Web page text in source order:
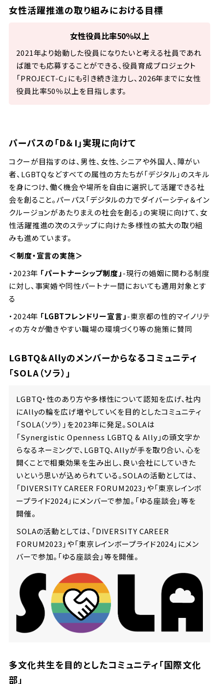
女性活躍推進の取り組みにおける目標
女性役員比率50％以上
2021年より始動した役員になりたいと考える社員であれ
ば誰でも応募することができる、役員育成プロジェクト
「PROJECT-C」にも引き続き注力し、2026年までに女性
役員比率50％以上を目指します。
パーパスの「D＆I」実現に向けて
コクーが目指すのは、男性、女性、シニアや外国人、障がい
者、LGBTQなどすべての属性の方たちが「デジタル」のスキル
を身につけ、働く機会や場所を自由に選択して活躍できる社
会を創ること。パーパス「デジタルの力でダイバーシティ＆イン
クルージョンがあたりまえの社会を創る」の実現に向けて、女
性活躍推進の次のステップに向けた多様性の拡大の取り組
みも進めています。
＜制度・宣言の実施＞
・2023年 「パートナーシップ制度」-現行の婚姻に関わる制度
に対し、事実婚や同性パートナー間においても適用対象とす
る
・2024年 「LGBTフレンドリー宣言」-東京都の性的マイノリテ
ィの方々が働きやすい職場の環境づくり等の施策に賛同
LGBTQ＆Allyのメンバーからなるコミュニティ
「SOLA（ソラ）」
LGBTQ・性のあり方や多様性について認知を広げ、社内
にAllyの輪を広げ増やしていくを目的としたコミュニティ
「SOLA（ソラ）」を2023年に発足。SOLAは
「Synergistic Openness LGBTQ & Ally」の頭文字か
らなるネーミングで、LGBTQ、Allyが手を取り合い、心を
開くことで相乗効果を生み出し、良い会社にしていきた
いという思いが込められている。SOLAの活動としては、
「DIVERSITY CAREER FORUM2023」や「東京レインボ
ープライド2024」にメンバーで参加。「ゆる座談会」等を
開催。
SOLAの活動としては、「DIVERSITY CAREER
FORUM2023」や「東京レインボープライド2024」にメン
バーで参加。「ゆる座談会」等を開催。
多文化共生を目的としたコミュニティ「国際文化
部」